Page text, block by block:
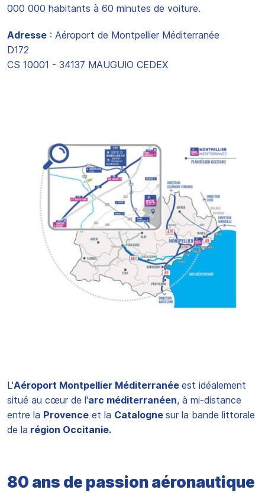
000 000 habitants à 60 minutes de voiture.
Adresse : Aéroport de Montpellier Méditerranée
D172
CS 10001 - 34137 MAUGUIO CEDEX
L'Aéroport Montpellier Méditerranée est idéalement
situé au cœur de l'arc méditerranéen, à mi-distance
entre la Provence et la Catalogne sur la bande littorale
de la région Occitanie.
80 ans de passion aéronautique